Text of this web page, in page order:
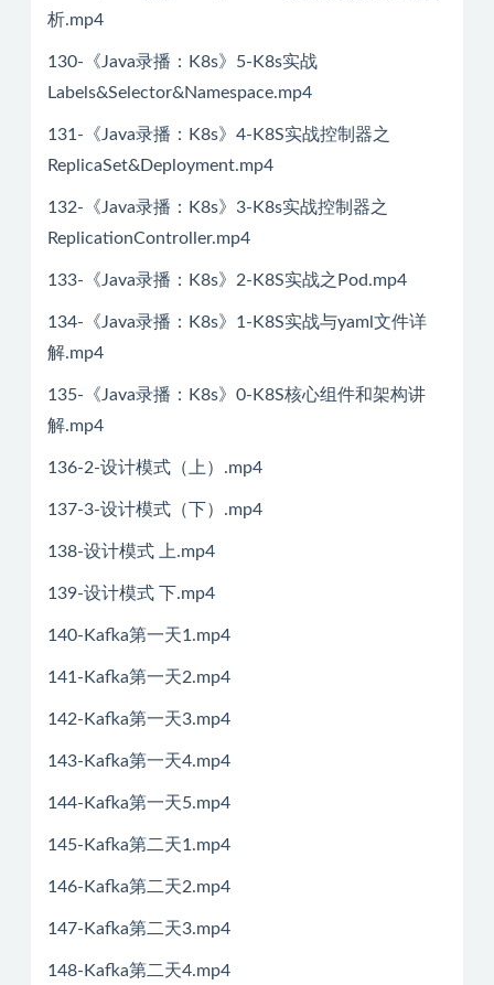
析.mp4
130-《Java录播：K8s》5-K8s实战
Labels&Selector&Namespace.mp4
131-《Java录播：K8s》4-K8S实战控制器之
ReplicaSet&Deployment.mp4
132-《Java录播：K8s》3-K8s实战控制器之
ReplicationController.mp4
133-《Java录播：K8s》2-K8S实战之Pod.mp4
134-《Java录播：K8s》1-K8S实战与yaml文件详
解.mp4
135-《Java录播：K8s》0-K8S核心组件和架构讲
解.mp4
136-2-设计模式（上）.mp4
137-3-设计模式（下）.mp4
138-设计模式 上.mp4
139-设计模式 下.mp4
140-Kafka第一天1.mp4
141-Kafka第一天2.mp4
142-Kafka第一天3.mp4
143-Kafka第一天4.mp4
144-Kafka第一天5.mp4
145-Kafka第二天1.mp4
146-Kafka第二天2.mp4
147-Kafka第二天3.mp4
148-Kafka第二天4.mp4